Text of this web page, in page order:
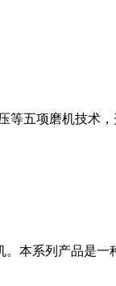
等五项磨机技术
本系列产品是一